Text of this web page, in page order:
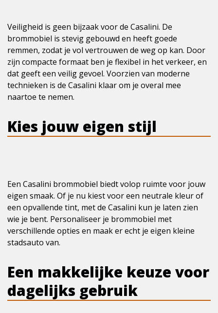
Veiligheid is geen bijzaak voor de Casalini. De
brommobiel is stevig gebouwd en heeft goede
remmen, zodat je vol vertrouwen de weg op kan. Door
zijn compacte formaat ben je flexibel in het verkeer, en
dat geeft een veilig gevoel. Voorzien van moderne
technieken is de Casalini klaar om je overal mee
naartoe te nemen.
Kies jouw eigen stijl
Een Casalini brommobiel biedt volop ruimte voor jouw
eigen smaak. Of je nu kiest voor een neutrale kleur of
een opvallende tint, met de Casalini kun je laten zien
wie je bent. Personaliseer je brommobiel met
verschillende opties en maak er echt je eigen kleine
stadsauto van.
Een makkelijke keuze voor
dagelijks gebruik